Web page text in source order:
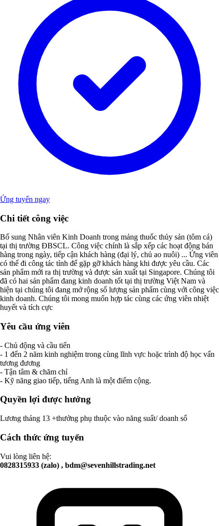
Ứng tuyển ngay
Chi tiết công việc
Bổ sung Nhân viên Kinh Doanh trong mảng thuốc thủy sản (tôm cá)
tại thị trường ĐBSCL. Công việc chính là sắp xếp các hoạt động bán
hàng trong ngày, tiếp cận khách hàng (đại lý, chủ ao nuôi) ... Ứng viên
có thể đi công tác tỉnh để gặp gỡ khách hàng khi được yêu cầu. Các
sản phẩm mới ra thị trường và được sản xuất tại Singapore. Chúng tôi
đã có hai sản phẩm đang kinh doanh tốt tại thị trường Việt Nam và
hiện tại chúng tôi đang mở rộng số lượng sản phẩm cùng với công việc
kinh doanh. Chúng tôi mong muốn hợp tác cùng các ứng viên nhiệt
huyết và tích cực
Yêu cầu ứng viên
- Chủ động và cầu tiến
- 1 đến 2 năm kinh nghiệm trong cùng lĩnh vực hoặc trình độ học vấn
tương đương
- Tận tâm & chăm chỉ
- Kỹ năng giao tiếp, tiếng Anh là một điểm cộng.
Quyền lợi được hưởng
Lương tháng 13 +thưởng phụ thuộc vào năng suất/ doanh số
Cách thức ứng tuyển
Vui lòng liên hệ:
0828315933 (zalo) , bdm@sevenhillstrading.net